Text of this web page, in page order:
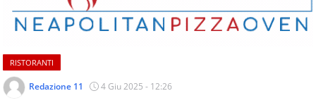
quotidiani
mondo
dell'alimentazione,
dei
consumi
RISTORANTI
Redazione 11 4 Giu 2025 - 12:26